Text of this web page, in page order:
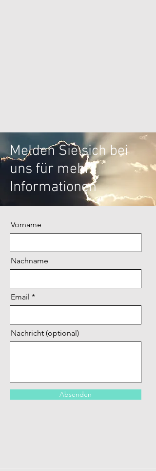
Melden Sie sich bei
uns für mehr
Informationen
Vorname
Nachname
Email
Nachricht (optional)
Absenden